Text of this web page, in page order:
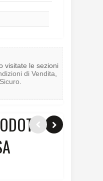
visitate le sezioni
di Vendita,
.